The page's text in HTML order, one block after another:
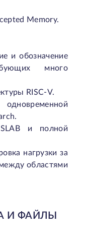
Memory.
и обозначение
много
RISC-V.
и полной
нагрузки за
областями
И ФАЙЛЫ